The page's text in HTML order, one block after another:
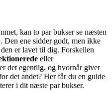
kan to par bukser se næsten
Den ene sidder godt, men ikke
er lavet til dig. Forskellen
eller
det egentlig, og hvornår giver
det andet? Her får du en guide
i dit næste par bukser.